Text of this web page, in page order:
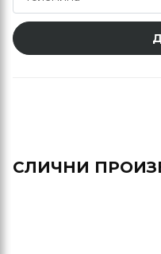
СЛИЧНИ